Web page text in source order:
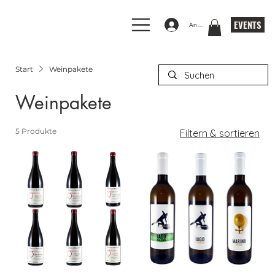
EVENTS
Anmelden
Start Weinpakete
Weinpakete
5 Produkte Filtern & sortieren